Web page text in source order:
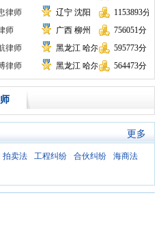
律师
辽宁 沈阳
1153893分
师
广西 柳州
756051分
律师
黑龙江 哈尔滨
595773分
律师
黑龙江 哈尔滨 564473分
更多
拍卖法 工程纠纷 合伙纠纷
海商法